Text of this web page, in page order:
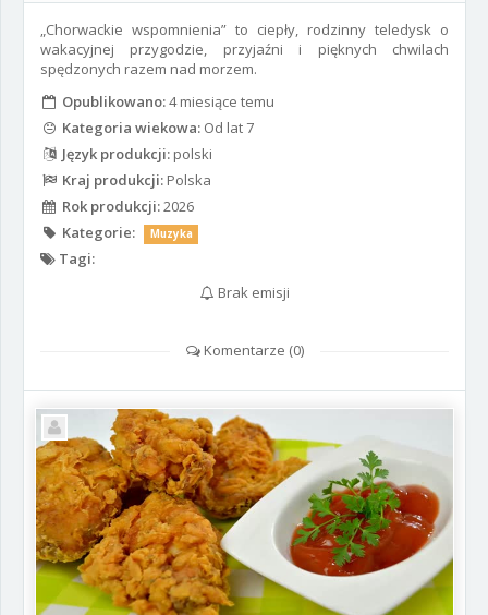
„Chorwackie wspomnienia” to ciepły, rodzinny teledysk o
wakacyjnej przygodzie, przyjaźni i pięknych chwilach
spędzonych razem nad morzem.
Opublikowano:4 miesiące temu
Kategoria wiekowa:Od lat 7
Język produkcji:polski
Kraj produkcji:Polska
Rok produkcji:2026
Kategorie:
Muzyka
Tagi:
Brak emisji
Komentarze (0)